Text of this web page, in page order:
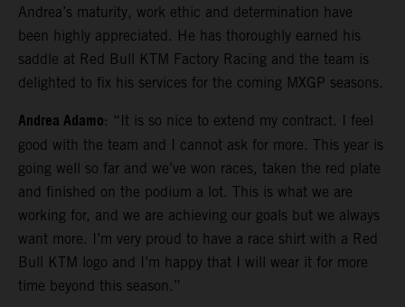
Andrea’s maturity, work ethic and determination have
been highly appreciated. He has thoroughly earned his
saddle at Red Bull KTM Factory Racing and the team is
delighted to fix his services for the coming MXGP seasons.
Andrea Adamo: “It is so nice to extend my contract. I feel
good with the team and I cannot ask for more. This year is
going well so far and we’ve won races, taken the red plate
and finished on the podium a lot. This is what we are
working for, and we are achieving our goals but we always
want more. I’m very proud to have a race shirt with a Red
Bull KTM logo and I’m happy that I will wear it for more
time beyond this season.”